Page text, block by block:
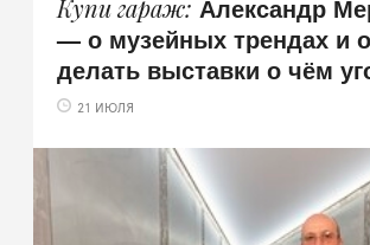
Купи гараж Александр
— о музейных трендах и
делать выставки о чём
21 ИЮЛЯ